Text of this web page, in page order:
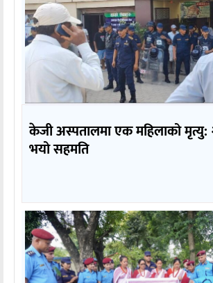
केजी अस्पतालमा एक महिलाको
भयो सहमति